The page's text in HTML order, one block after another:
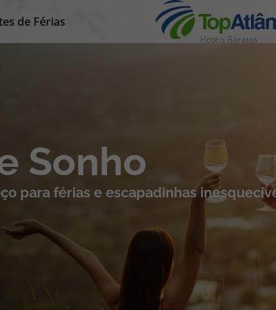
de Férias
Hotéis Baratos
Sonho
para férias e escapadinhas